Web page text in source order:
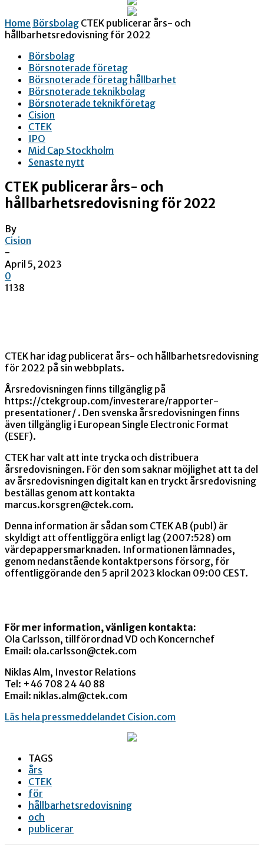
Home Börsbolag CTEK publicerar års- och
hållbarhetsredovisning för 2022
Börsbolag
Börsnoterade företag
Börsnoterade företag hållbarhet
Börsnoterade teknikbolag
Börsnoterade teknikföretag
Cision
CTEK
IPO
Mid Cap Stockholm
Senaste nytt
CTEK publicerar års- och
hållbarhetsredovisning för 2022
By
Cision
-
April 5, 2023
0
1138
CTEK har idag publicerat års- och hållbarhetsredovisning
för 2022 på sin webbplats.
Årsredovisningen finns tillgänglig på
https://ctekgroup.com/investerare/rapporter-
presentationer/ . Den svenska årsredovisningen finns
även tillgänglig i European Single Electronic Format
(ESEF).
CTEK har valt att inte trycka och distribuera
årsredovisningen. För den som saknar möjlighet att ta del
av årsredovisningen digitalt kan en tryckt årsredovisning
beställas genom att kontakta
marcus.korsgren@ctek.com.
Denna information är sådan som CTEK AB (publ) är
skyldigt att offentliggöra enligt lag (2007:528) om
värdepappersmarknaden. Informationen lämnades,
genom nedanstående kontaktpersons försorg, för
offentliggörande den 5 april 2023 klockan 09:00 CEST.
För mer information, vänligen kontakta:
Ola Carlsson, tillförordnad VD och Koncernchef
Email: ola.carlsson@ctek.com
Niklas Alm, Investor Relations
Tel: +46 708 24 40 88
Email: niklas.alm@ctek.com
Läs hela pressmeddelandet Cision.com
TAGS
års
CTEK
för
hållbarhetsredovisning
och
publicerar